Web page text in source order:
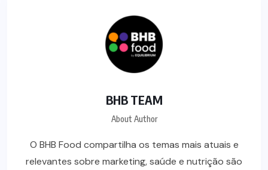
BHB TEAM
About Author
O BHB Food compartilha os temas mais atuais e
relevantes sobre marketing, saúde e nutrição são